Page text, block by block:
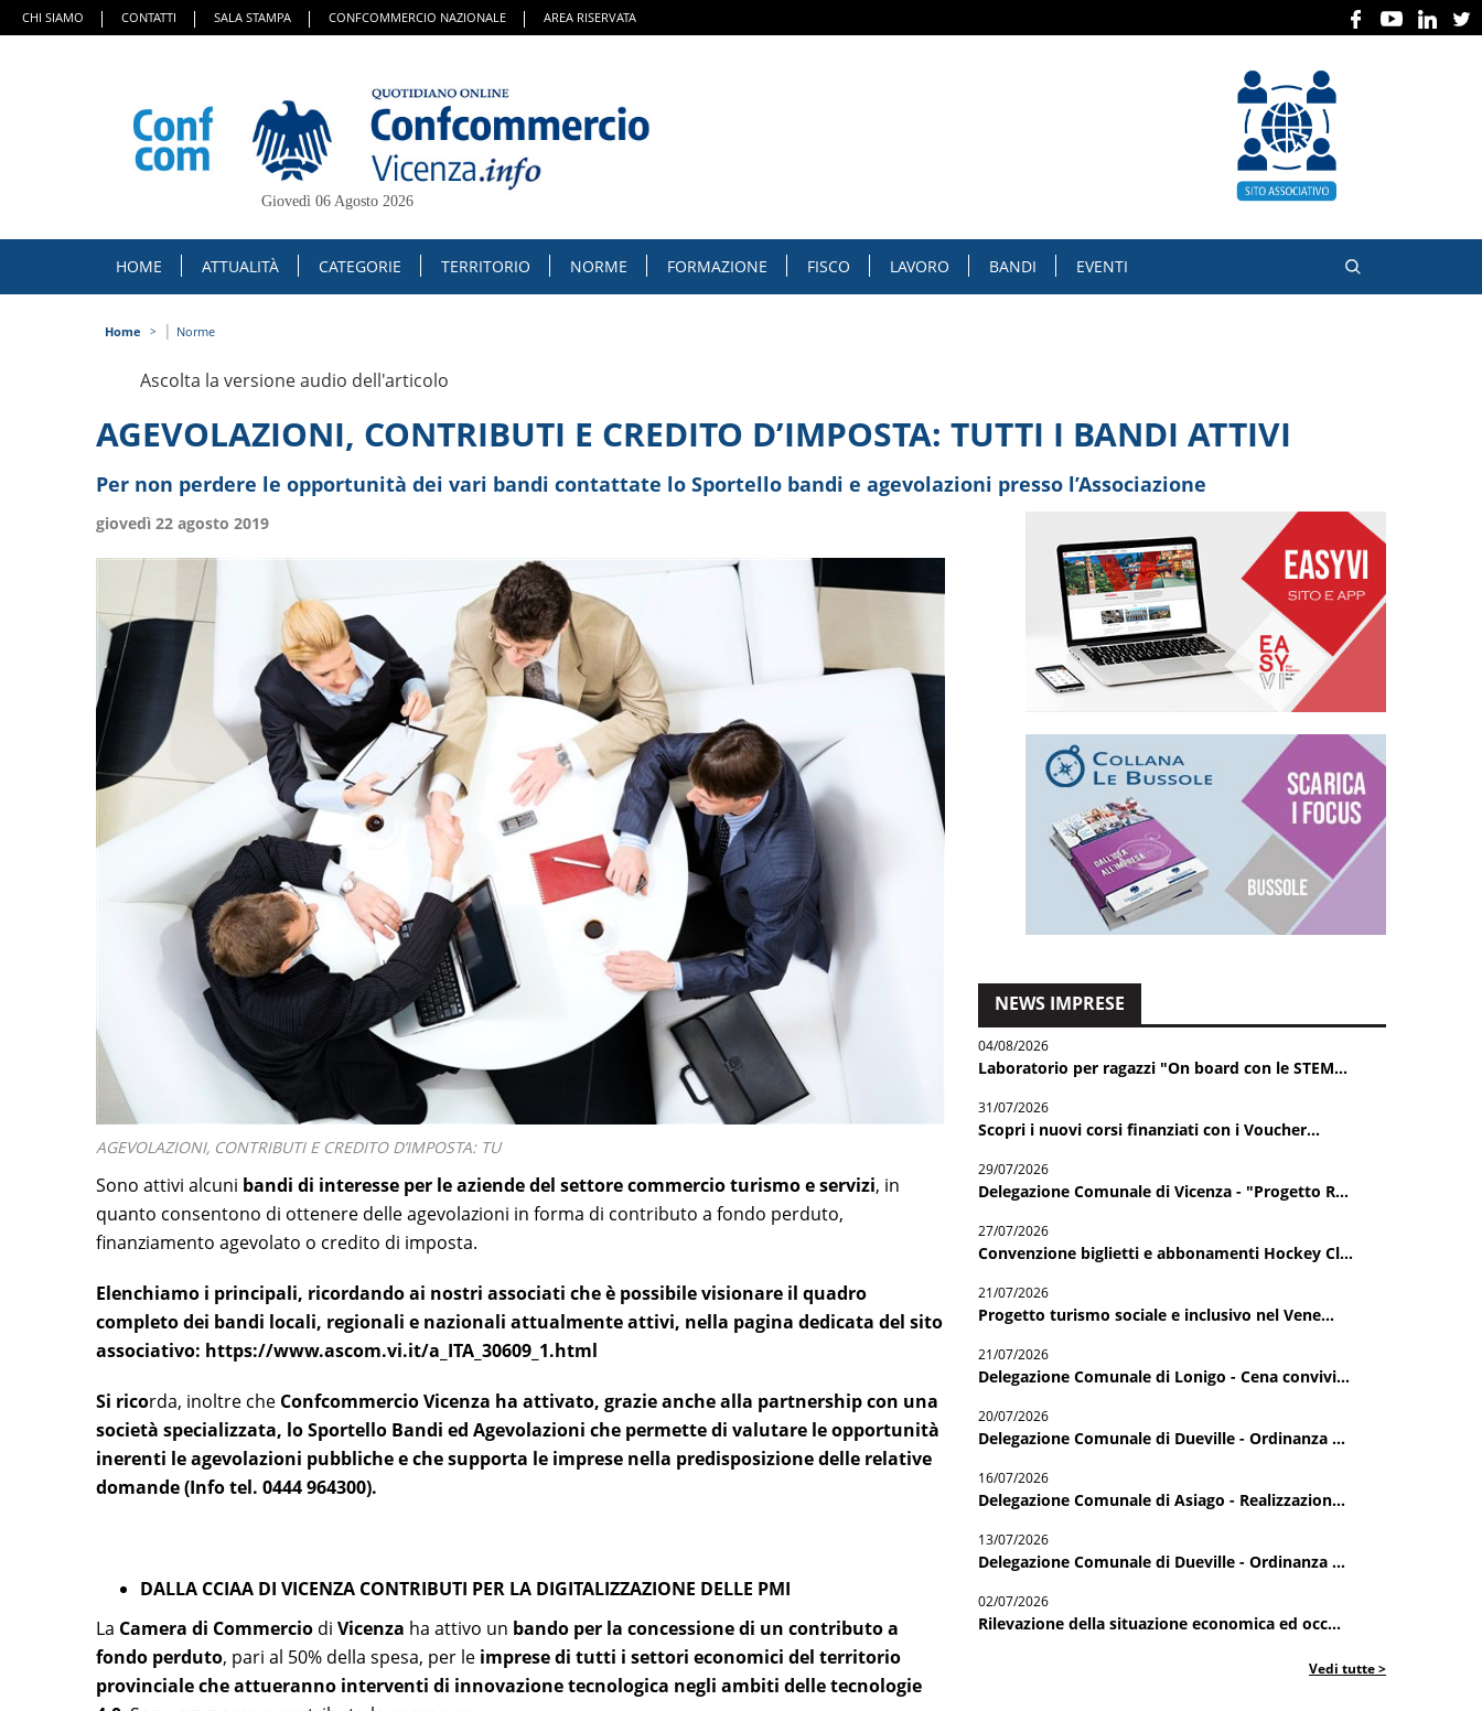
CHI SIAMO CONTATTI SALA STAMPA CONFCOMMERCIO NAZIONALE AREA RISERVATA
Giovedì 06 Agosto 2026
HOME ATTUALITÀ CATEGORIE TERRITORIO NORME FORMAZIONE FISCO LAVORO BANDI EVENTI
Home | Norme
Ascolta la versione audio dell'articolo
AGEVOLAZIONI, CONTRIBUTI E CREDITO D’IMPOSTA: TUTTI I BANDI ATTIVI
Per non perdere le opportunità dei vari bandi contattate lo Sportello bandi e agevolazioni presso l’Associazione
giovedì 22 agosto 2019
AGEVOLAZIONI, CONTRIBUTI E CREDITO D’IMPOSTA: TU
Sono attivi alcuni bandi di interesse per le aziende del settore commercio turismo e servizi, in
quanto consentono di ottenere delle agevolazioni in forma di contributo a fondo perduto,
finanziamento agevolato o credito di imposta.
Elenchiamo i principali, ricordando ai nostri associati che è possibile visionare il quadro
completodei bandi locali, regionali e nazionali attualmente attivi, nella pagina dedicata del sito
associativo: https://www.ascom.vi.it/a_ITA_30609_1.html
Si ricorda, inoltre che Confcommercio Vicenza ha attivato, grazie anche alla partnership con una
società specializzata, lo Sportello Bandi ed Agevolazioni che permette di valutare le opportunità
inerenti le agevolazioni pubbliche e che supporta le imprese nella predisposizione delle relative
domande (Infotel. 0444 964300).
DALLA CCIAA DI VICENZA CONTRIBUTI PER LA DIGITALIZZAZIONE DELLE PMI
La Camera di Commercio di Vicenza ha attivo un bando per la concessione di un contributo a
fondo perduto, pari al 50% della spesa, per le imprese di tutti i settori economici del territorio
provinciale che attueranno interventi di innovazione tecnologica negli ambiti delle tecnologie
NEWS IMPRESE
04/08/2026
Laboratorio per ragazzi "On board con le STEM...
31/07/2026
Scopri i nuovi corsi finanziati con i Voucher...
29/07/2026
Delegazione Comunale di Vicenza - "Progetto R...
27/07/2026
Convenzione biglietti e abbonamenti Hockey Cl...
21/07/2026
Progetto turismo sociale e inclusivo nel Vene...
21/07/2026
Delegazione Comunale di Lonigo - Cena convivi...
20/07/2026
Delegazione Comunale di Dueville - Ordinanza ...
16/07/2026
Delegazione Comunale di Asiago - Realizzazion...
13/07/2026
Delegazione Comunale di Dueville - Ordinanza ...
02/07/2026
Rilevazione della situazione economica ed occ...
Vedi tutte >